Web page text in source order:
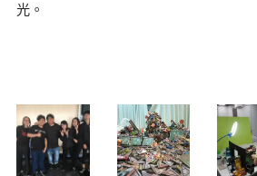
光。